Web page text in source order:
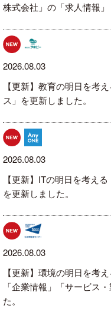
株式会社」の「求人情報」
2026.08.03
【更新】教育の明日を考
ス」を更新しました。
2026.08.03
【更新】ITの明日を考え
を更新しました。
2026.08.03
【更新】環境の明日を考
「企業情報」「サービス
た。